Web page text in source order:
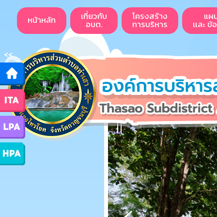
<<
หน้าหลัก เกี่ยวกับ
อบต.
โครงสร้าง
การบริหาร
แผ
เเละ